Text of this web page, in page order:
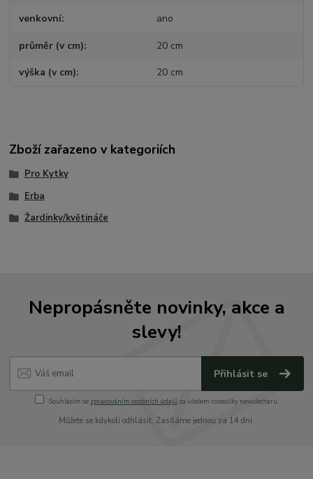
venkovní ano
průměr (v cm) 20 cm
výška (v cm) 20 cm
Zboží zařazeno v kategoriích
Pro Kytky
Erba
Žardinky/květináče
Nepropásněte novinky, akce a
slevy!
Přihlásit se
Souhlasím se zpracováním osobních údajůza účelem rozesílky newsletteru.
Můžete se kdykoli odhlásit. Zasíláme jednou za 14 dní.